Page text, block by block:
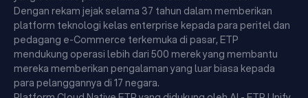
Dengan rekam jejak selama 37 tahun dalam memberikan
platform teknologi kelas enterprise kepada para peritel dan
pedagang e-Commerce terkemuka di pasar, ETP
mendukung operasi lebih dari 500 merek yang membantu
mereka memberikan pengalaman yang luar biasa kepada
para pelanggannya di 17 negara.